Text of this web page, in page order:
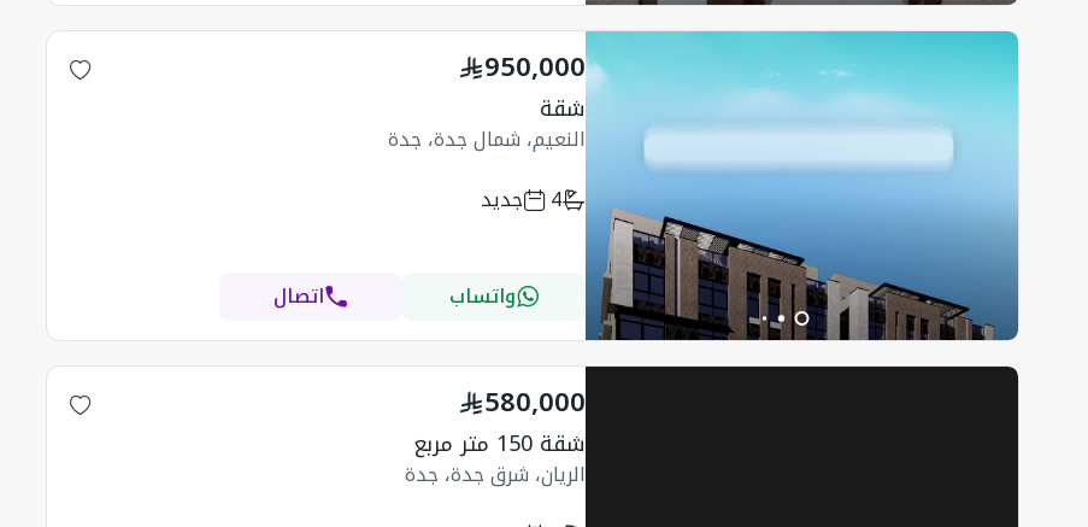
950,000
شقة
النعيم، شمال جدة، جدة
4
جديد
واتساب اتصال
580,000
شقة 150 متر مربع
الريان، شرق جدة، جدة